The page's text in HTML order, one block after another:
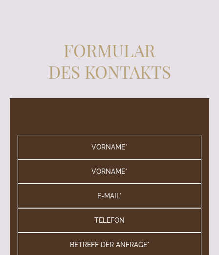
FORMULAR
DES KONTAKTS